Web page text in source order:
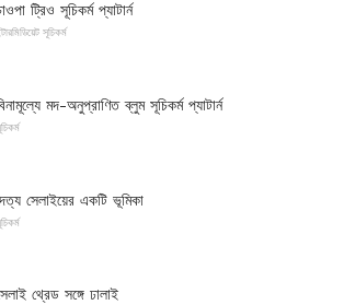
ট্রিও সূচিকর্ম প্যাটার্ন
সূচিকর্ম
মদ-অনুপ্রাণিত ব্লুম সূচিকর্ম প্যাটার্ন
সেলাইয়ের একটি ভূমিকা
থ্রেড সঙ্গে ঢালাই